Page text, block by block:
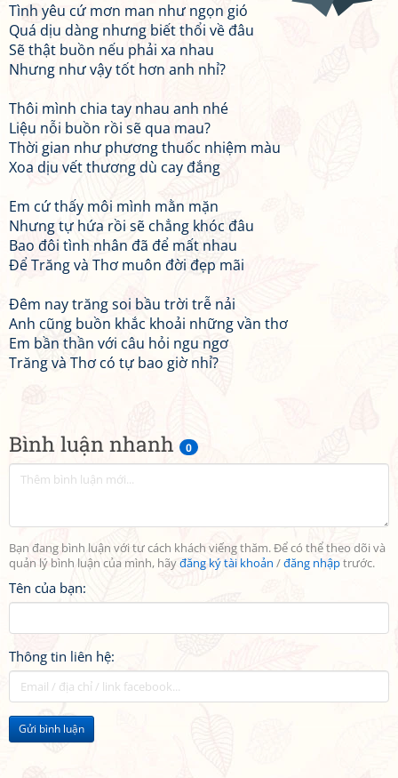
Bình luận nhanh 0
Bạn đang bình luận với tư cách khách viếng thăm. Để có thể theo dõi và
quản lý bình luận của mình, hãyđăng ký tài khoản /đăng nhậptrước.
Tên của bạn:
Thông tin liên hệ:
Gửi bình luận
Tình yêu cứ mơn man như ngọn gió
Quá dịu dàng nhưng biết thổi về đâu
Sẽ thật buồn nếu phải xa nhau
Nhưng như vậy tốt hơn anh nhỉ?
Thôi mình chia tay nhau anh nhé
Liệu nỗi buồn rồi sẽ qua mau?
Thời gian như phương thuốc nhiệm màu
Xoa dịu vết thương dù cay đắng
Em cứ thấy môi mình mằn mặn
Nhưng tự hứa rồi sẽ chẳng khóc đâu
Bao đôi tình nhân đã để mất nhau
Để Trăng và Thơ muôn đời đẹp mãi
Đêm nay trăng soi bầu trời trễ nải
Anh cũng buồn khắc khoải những vần thơ
Em bần thần với câu hỏi ngu ngơ
Trăng và Thơ có tự bao giờ nhỉ?